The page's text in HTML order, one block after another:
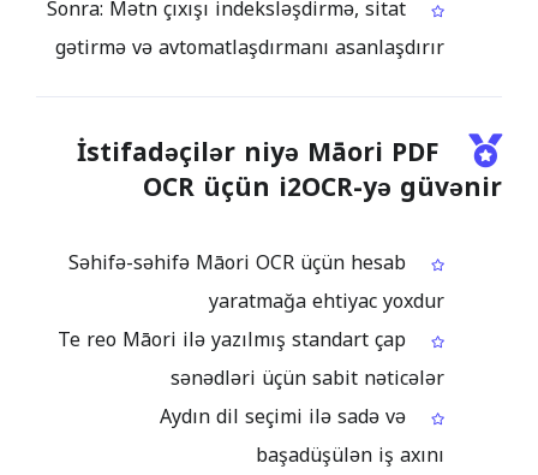
Sonra: Mətn çıxışı indeksləşdirmə, sitat
gətirmə və avtomatlaşdırmanı asanlaşdırır
İstifadəçilər niyə Māori PDF
OCR üçün i2OCR-yə güvənir
Səhifə-səhifə Māori OCR üçün hesab
yaratmağa ehtiyac yoxdur
Te reo Māori ilə yazılmış standart çap
sənədləri üçün sabit nəticələr
Aydın dil seçimi ilə sadə və
başadüşülən iş axını